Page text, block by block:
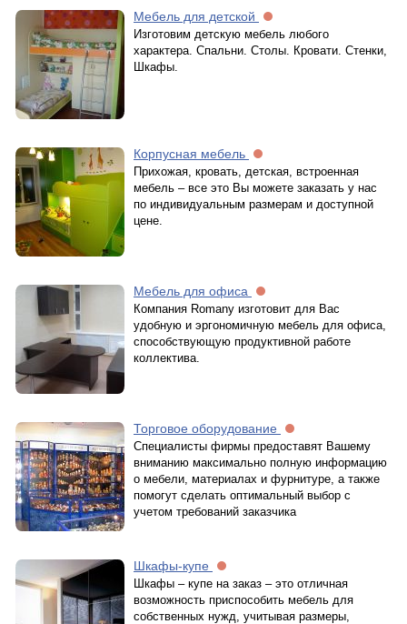
Мебель для детской
Изготовим детскую мебель любого
характера. Спальни. Столы. Кровати. Стенки,
Шкафы.
Корпусная мебель
Прихожая, кровать, детская, встроенная
мебель – все это Вы можете заказать у нас
по индивидуальным размерам и доступной
цене.
Мебель для офиса
Компания Romany изготовит для Вас
удобную и эргономичную мебель для офиса,
способствующую продуктивной работе
коллектива.
Торговое оборудование
Специалисты фирмы предоставят Вашему
вниманию максимально полную информацию
о мебели, материалах и фурнитуре, а также
помогут сделать оптимальный выбор с
учетом требований заказчика
Шкафы-купе
Шкафы – купе на заказ – это отличная
возможность приспособить мебель для
собственных нужд, учитывая размеры,